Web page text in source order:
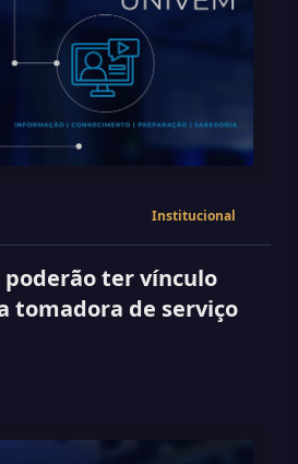
Institucional
poderão ter vínculo
tomadora de serviço